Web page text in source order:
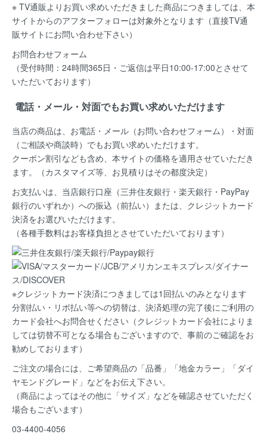
※ TV通販よりお買い求めいただきました商品につきましては、本
サイトからのアフターフォローは対象外となります（直接TV通
販サイトにお問い合わせ下さい）
お問合わせフォーム
（受付時間：24時間365日・ご返信は平日10:00-17:00とさせて
いただいております）
電話・メール・対面でもお買い求めいただけます
当店の商品は、お電話・メール（お問い合わせフォーム）・対面
（ご相談や商談時）でもお買い求めいただけます。
クーポン割引なども含め、本サイトの価格を適用させていただき
ます。（カスタマイズ等、お見積りはその都度決定）
お支払いは、当店銀行口座（三井住友銀行・楽天銀行・PayPay
銀行のいずれか）への振込（前払い）または、クレジットカード
決済をお選びいただけます。
（各種手数料はお客様負担とさせていただいております）
※クレジットカード決済につきましては1回払いのみとなります
分割払い・リボ払い等への切替は、決済処理の完了後にご利用の
カード会社へお問合せください（クレジットカード会社によりま
しては切替不可となる場合もございますので、事前のご確認をお
勧めしております）
ご注文の場合には、ご希望商品の 「品番」「地金カラー」「ダイ
ヤモンドグレード」などをお伝え下さい。
（商品によってはその他に「サイズ」などを確認させていただく
場合もございます）
03-4400-4056